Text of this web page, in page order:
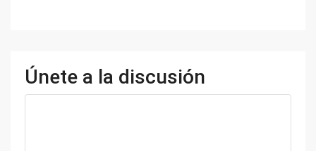
Únete a la discusión